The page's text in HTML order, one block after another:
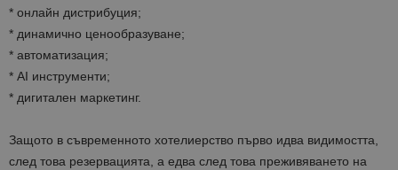
* онлайн дистрибуция;
* динамично ценообразуване;
* автоматизация;
* AI инструменти;
* дигитален маркетинг.
Защото в съвременното хотелиерство първо идва видимостта,
след това резервацията, а едва след това преживяването на